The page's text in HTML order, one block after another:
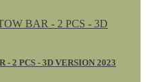
2 PCS - 3D VERSION 2023